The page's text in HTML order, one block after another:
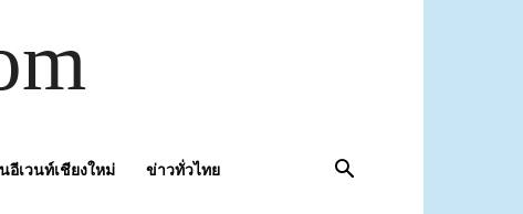
อีเวนท์เชียงใหม่ ข่าวทั่วไทย